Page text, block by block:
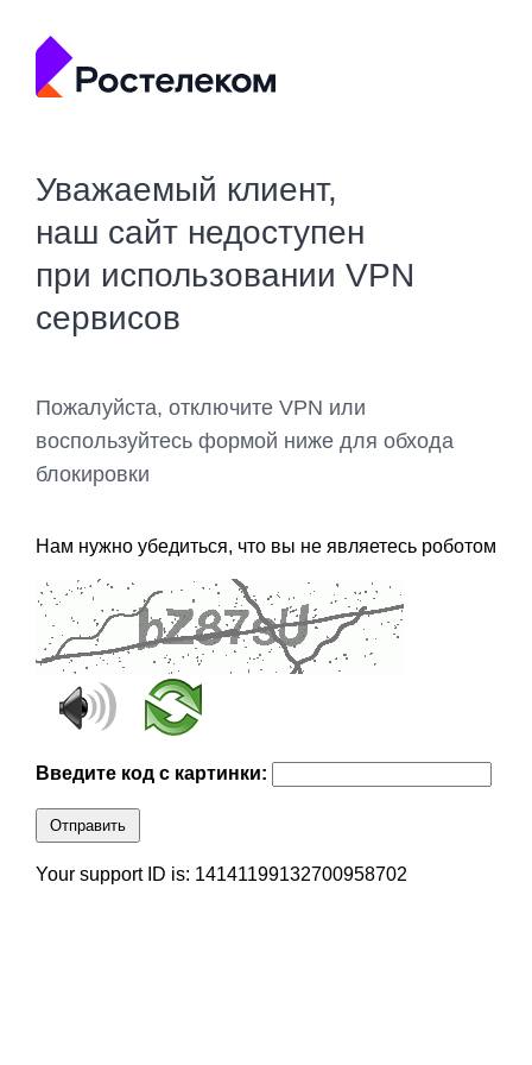
Уважаемый клиент,
наш сайт недоступен
при использовании VPN
сервисов
Пожалуйста, отключите VPN или
воспользуйтесь формой ниже для обхода
блокировки
Нам нужно убедиться, что вы не являетесь роботом
Введите код с картинки:
Отправить
Your support ID is: 14141199132700958702